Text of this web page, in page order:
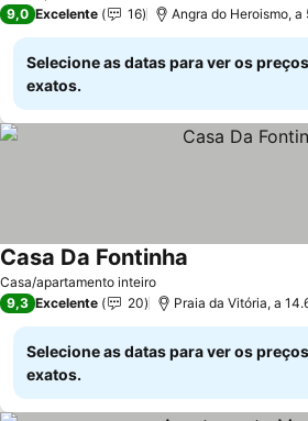
9,0 Excelente 16 Angra do Heroismo, a
Selecione as datas para ver os preços
exatos.
Casa/apartamento inteiro
Casa Da Fontinha
9,3 Excelente 20 Praia da Vitória, a
Selecione as datas para ver os preços
exatos.